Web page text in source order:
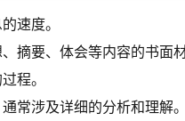
速度。
摘要、体会等内容的书面材
程。
常涉及详细的分析和理解。